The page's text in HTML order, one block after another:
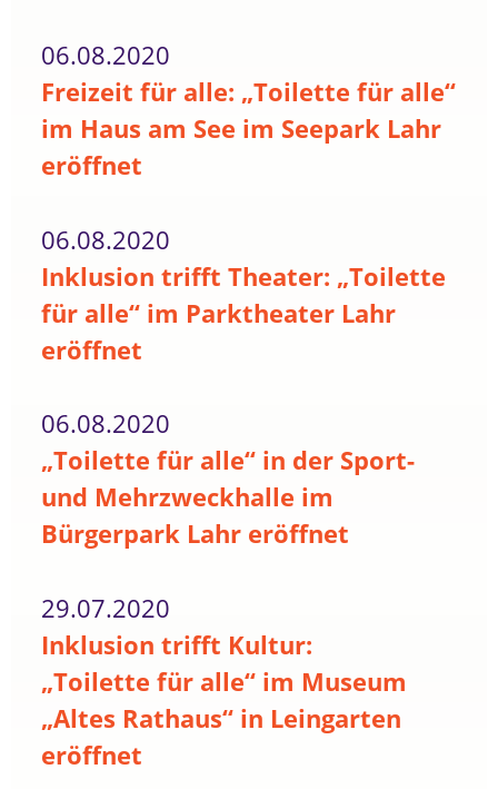
06.08.2020
Freizeit für alle: „Toilette für alle“
im Haus am See im Seepark Lahr
eröffnet
06.08.2020
Inklusion trifft Theater: „Toilette
für alle“ im Parktheater Lahr
eröffnet
06.08.2020
„Toilette für alle“ in der Sport-
und Mehrzweckhalle im
Bürgerpark Lahr eröffnet
29.07.2020
Inklusion trifft Kultur:
„Toilette für alle“ im Museum
„Altes Rathaus“ in Leingarten
eröffnet